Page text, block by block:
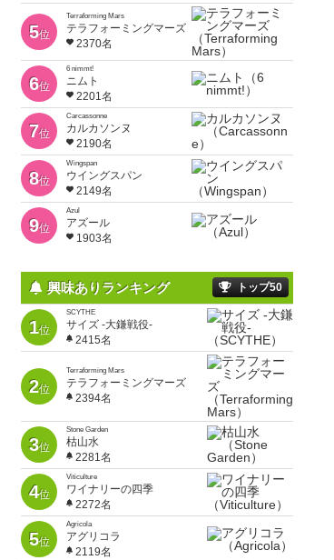
5位
Terraforming Mars
テラフォーミングマーズ
2370名
6位
6 nimmt!
ニムト
2201名
7位
Carcassonne
カルカソンヌ
2190名
8位
Wingspan
ウイングスパン
2149名
9位
Azul
アズール
1903名
興味ありランキング トップ50
1位
SCYTHE
サイズ -大鎌戦役-
2415名
2位
Terraforming Mars
テラフォーミングマーズ
2394名
3位
Stone Garden
枯山水
2281名
4位
Viticulture
ワイナリーの四季
2272名
5位
Agricola
アグリコラ
2119名